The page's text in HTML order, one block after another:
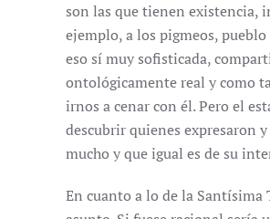
son las que tienen existencia,
ejemplo, a los pigmeos,
eso sí muy sofisticada,
ontológicamente real y como
irnos a cenar con él. Pero el
descubrir quienes expresaron
mucho y que igual es de su
En cuanto a lo de la Santísima